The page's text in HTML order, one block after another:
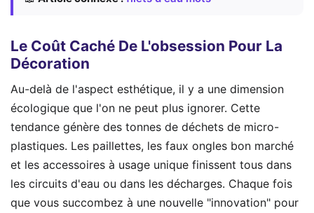
Le Coût Caché De L'obsession Pour La
Décoration
Au-delà de l'aspect esthétique, il y a une dimension
écologique que l'on ne peut plus ignorer. Cette
tendance génère des tonnes de déchets de micro-
plastiques. Les paillettes, les faux ongles bon marché
et les accessoires à usage unique finissent tous dans
les circuits d'eau ou dans les décharges. Chaque fois
que vous succombez à une nouvelle "innovation" pour